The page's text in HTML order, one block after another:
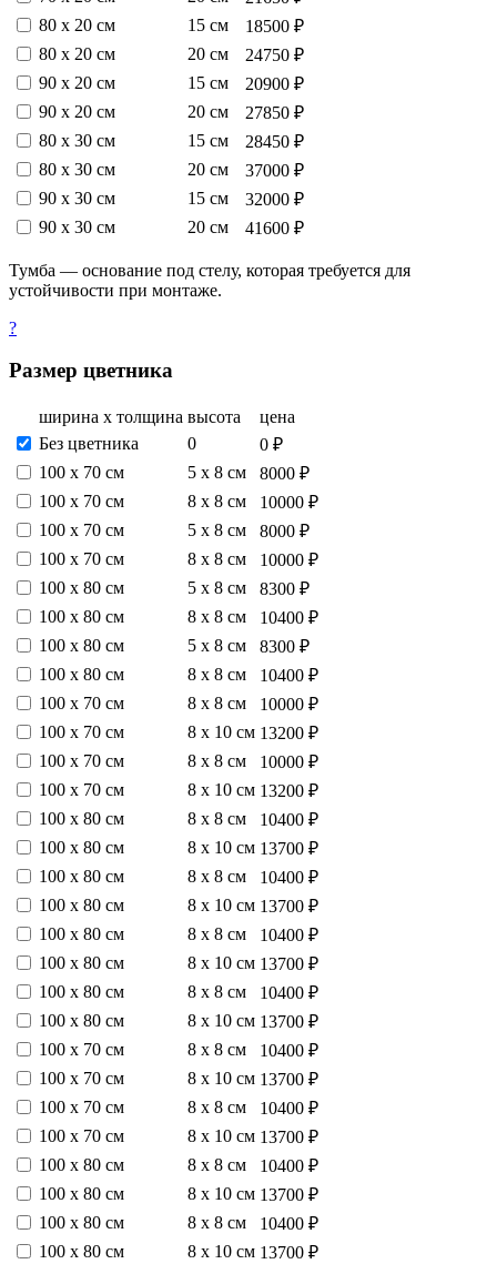
80 х 20 см
15 см
18500 ₽
80 х 20 см
20 см
24750 ₽
90 х 20 см
15 см
20900 ₽
90 х 20 см
20 см
27850 ₽
80 х 30 см
15 см
28450 ₽
80 х 30 см
20 см
37000 ₽
90 х 30 см
15 см
32000 ₽
90 х 30 см
20 см 41600 ₽
Тумба — основание под стелу, которая требуется для
устойчивости при монтаже.
?
Размер цветника
ширина х толщина высота
цена
Без цветника
0
0 ₽
100 х 70 см
5 х 8 см
8000 ₽
100 х 70 см
8 х 8 см
10000 ₽
100 х 70 см
5 х 8 см
8000 ₽
100 х 70 см
8 х 8 см
10000 ₽
100 х 80 см
5 х 8 см
8300 ₽
100 х 80 см
8 х 8 см
10400 ₽
100 х 80 см
5 х 8 см
8300 ₽
100 х 80 см
8 х 8 см
10400 ₽
100 х 70 см
8 х 8 см
10000 ₽
100 х 70 см
8 х 10 см 13200 ₽
100 х 70 см
8 х 8 см
10000 ₽
100 х 70 см
8 х 10 см 13200 ₽
100 х 80 см
8 х 8 см
10400 ₽
100 х 80 см
8 х 10 см 13700 ₽
100 х 80 см
8 х 8 см
10400 ₽
100 х 80 см
8 х 10 см 13700 ₽
100 х 80 см
8 х 8 см
10400 ₽
100 х 80 см
8 х 10 см 13700 ₽
100 х 80 см
8 х 8 см
10400 ₽
100 х 80 см
8 х 10 см 13700 ₽
100 х 70 см
8 х 8 см
10400 ₽
100 х 70 см
8 х 10 см 13700 ₽
100 х 70 см
8 х 8 см
10400 ₽
100 х 70 см
8 х 10 см 13700 ₽
100 х 80 см
8 х 8 см
10400 ₽
100 х 80 см
8 х 10 см 13700 ₽
100 х 80 см
8 х 8 см
10400 ₽
100 х 80 см
8 х 10 см 13700 ₽